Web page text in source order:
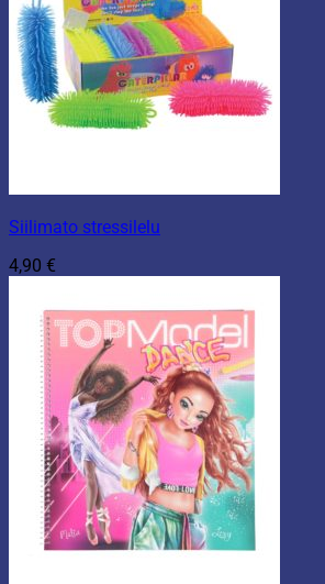
Siilimato stressilelu
4,90 €